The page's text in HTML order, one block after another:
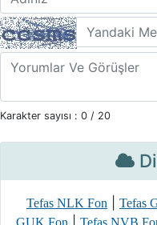
Karakter sayısı : 0 / 20
Tefas NLK Fon Tefas
GUK Fon
Tefas NVB